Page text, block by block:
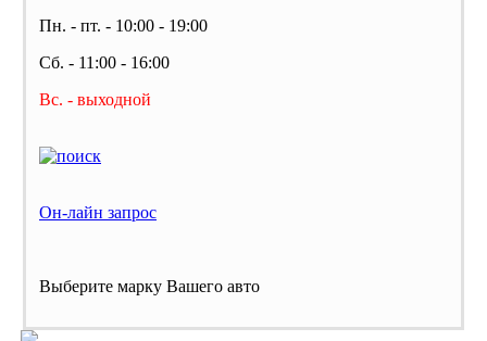
Пн. - пт. - 10:00 - 19:00
Сб. - 11:00 - 16:00
Вс. - выходной
Он-лайн запрос
Выберите марку Вашего авто